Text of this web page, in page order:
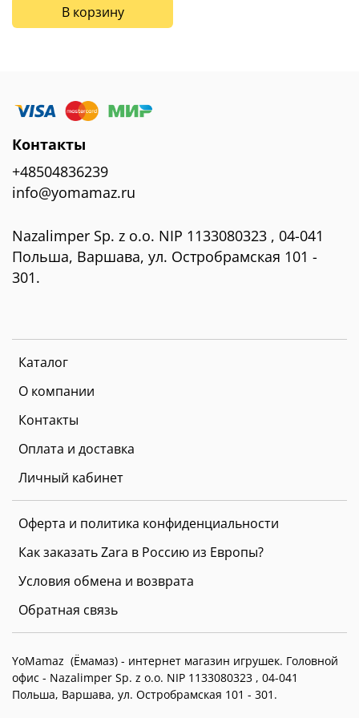
В корзину
Каталог
О компании
Контакты
Оплата и доставка
Личный кабинет
Оферта и политика конфиденциальности
Как заказать Zara в Россию из Европы?
Условия обмена и возврата
Обратная связь
Контакты
+48504836239
info@yomamaz.ru
Nazalimper Sp. z o.o. NIP 1133080323 , 04-041
Польша, Варшава, ул. Остробрамская 101 -
301.
YoMamaz (Ёмамаз) - интернет магазин игрушек. Головной
офис - Nazalimper Sp. z o.o. NIP 1133080323 , 04-041
Польша, Варшава, ул. Остробрамская 101 - 301.